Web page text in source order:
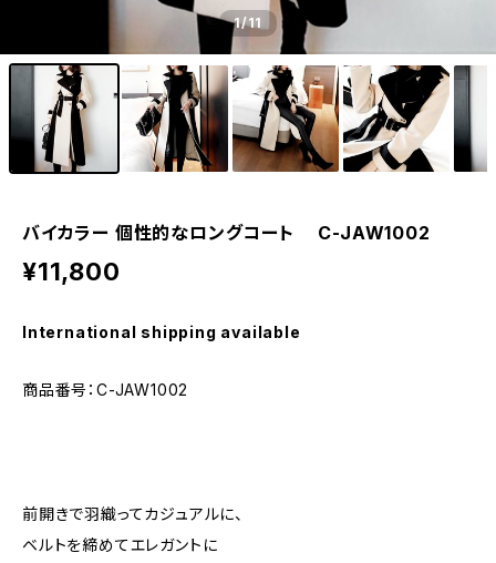
1/11
バイカラー 個性的なロングコート C-JAW1002
¥11,800
International shipping available
商品番号：C-JAW1002
前開きで羽織ってカジュアルに、
ベルトを締めてエレガントに